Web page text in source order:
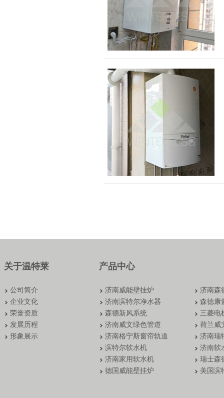
关于温特莱
公司简介
企业文化
荣誉资质
发展历程
形象展示
产品中心
济南威能壁挂炉
济南森
济南滨特尔净水器
森德康
森德新风系统
三菱电
济南威文绿色管道
荷兰威
济南格宁斯窗帘轨道
济南瑞
滨特尔软水机
济南软
济南家用软水机
瑞士森
德国威能壁挂炉
美国滨